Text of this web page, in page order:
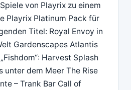
von Playrix zu einem
Playrix Platinum Pack für
Titel: Royal Envoy in
Gardenscapes Atlantis
Harvest Splash
unter dem Meer The Rise
– Trank Bar Call of